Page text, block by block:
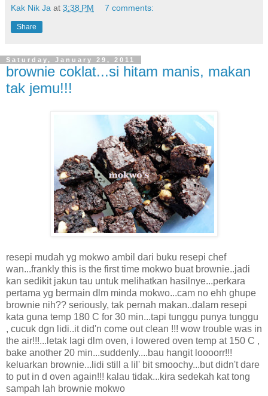
Kak Nik Ja at 3:38 PM 7 comments:
Share
Saturday, January 29, 2011
brownie coklat...si hitam manis, makan
tak jemu!!!
resepi mudah yg mokwo ambil dari buku resepi chef
wan...frankly this is the first time mokwo buat brownie..jadi
kan sedikit jakun tau untuk melihatkan hasilnye...perkara
pertama yg bermain dlm minda mokwo...cam no ehh ghupe
brownie nih?? seriously, tak pernah makan..dalam resepi
kata guna temp 180 C for 30 min...tapi tunggu punya tunggu
, cucuk dgn lidi..it did'n come out clean !!! wow trouble was in
the air!!!...letak lagi dlm oven, i lowered oven temp at 150 C ,
bake another 20 min...suddenly....bau hangit loooorr!!!
keluarkan brownie...lidi still a lil' bit smoochy...but didn't dare
to put in d oven again!!! kalau tidak...kira sedekah kat tong
sampah lah brownie mokwo